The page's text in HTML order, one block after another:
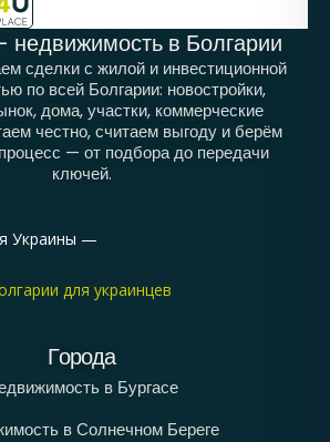
недвижимость в Болгарии
сделки с жилой и инвестиционной
по всей Болгарии: новостройки,
дома, участки, коммерческие
честно, считаем выгоду и берём
— от подбора до передачи
ключей.
Украины —
для украинцев
Города
в Бургасе
в Солнечном Береге